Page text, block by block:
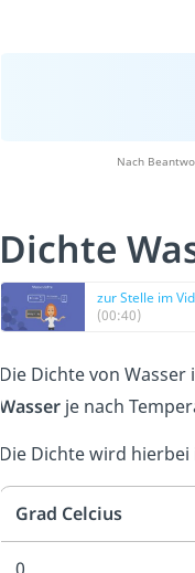
Nach
Dichte
zur Stelle im
(00:40)
Die Dichte von Wasser
Wasser je nach
Die Dichte wird
Grad Celcius